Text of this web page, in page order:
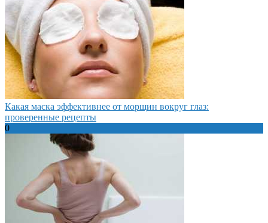
Какая маска эффективнее от морщин вокруг глаз:
проверенные рецепты
0